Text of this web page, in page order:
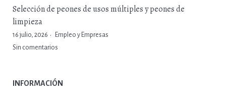
Selección de peones de usos múltiples y peones de
limpieza
16 julio, 2026
Empleo y Empresas
Sin comentarios
INFORMACIÓN